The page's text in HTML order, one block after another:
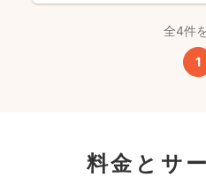
全4件
1
料金とサ